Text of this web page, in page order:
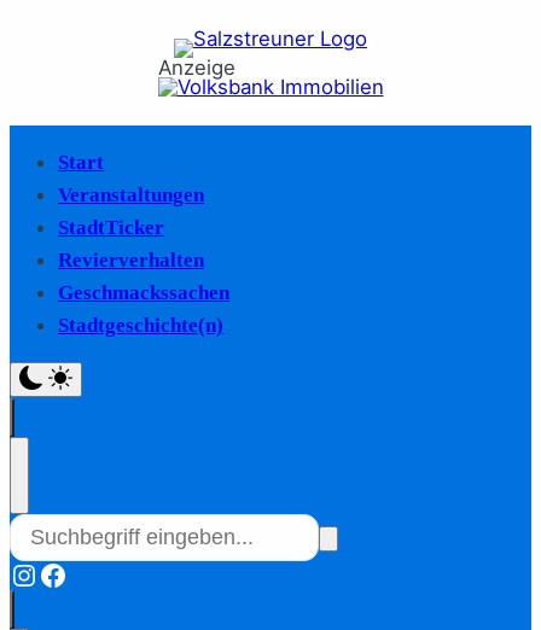
Anzeige
Start
Veranstaltungen
StadtTicker
Revierverhalten
Geschmackssachen
Stadtgeschichte(n)
Instagram
Facebook